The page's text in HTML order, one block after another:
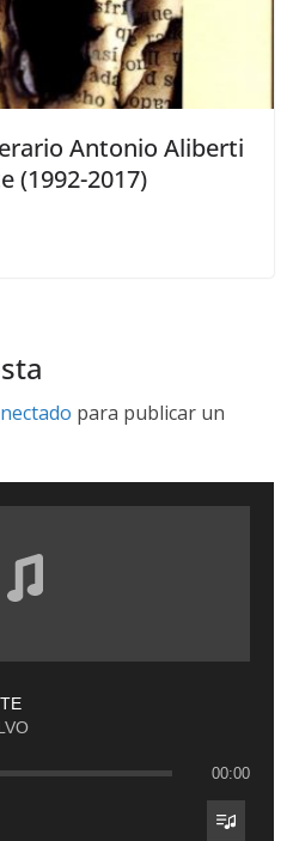
Antonio Aliberti
(1992-2017)
para publicar un
00:00